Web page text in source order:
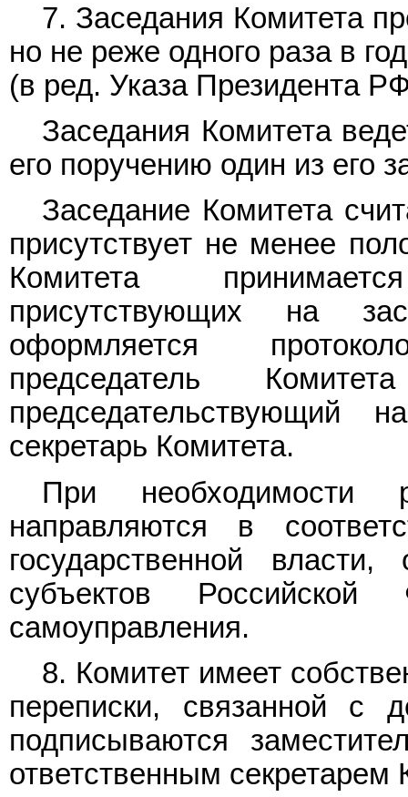
7. Заседания Комитета
но не реже одного раза в
(в ред. УказаПрезидента
Заседания Комитета
его поручению один из его
Заседание Комитета
присутствует не менее
Комитета
присутствующих на
оформляется
председатель
председательствующий
секретарь Комитета.
При необходимости
направляются в
государственной власти,
субъектов Российской
самоуправления.
8. Комитет имеет
переписки, связанной с
подписываются
ответственным секретарем